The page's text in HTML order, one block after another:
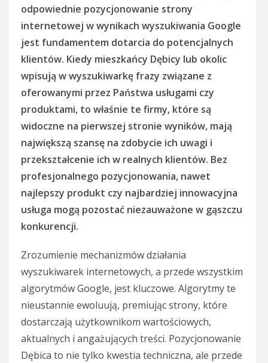
odpowiednie pozycjonowanie strony
internetowej w wynikach wyszukiwania Google
jest fundamentem dotarcia do potencjalnych
klientów. Kiedy mieszkańcy Dębicy lub okolic
wpisują w wyszukiwarkę frazy związane z
oferowanymi przez Państwa usługami czy
produktami, to właśnie te firmy, które są
widoczne na pierwszej stronie wyników, mają
największą szansę na zdobycie ich uwagi i
przekształcenie ich w realnych klientów. Bez
profesjonalnego pozycjonowania, nawet
najlepszy produkt czy najbardziej innowacyjna
usługa mogą pozostać niezauważone w gąszczu
konkurencji.
Zrozumienie mechanizmów działania
wyszukiwarek internetowych, a przede wszystkim
algorytmów Google, jest kluczowe. Algorytmy te
nieustannie ewoluują, premiując strony, które
dostarczają użytkownikom wartościowych,
aktualnych i angażujących treści. Pozycjonowanie
Dębica to nie tylko kwestia techniczna, ale przede